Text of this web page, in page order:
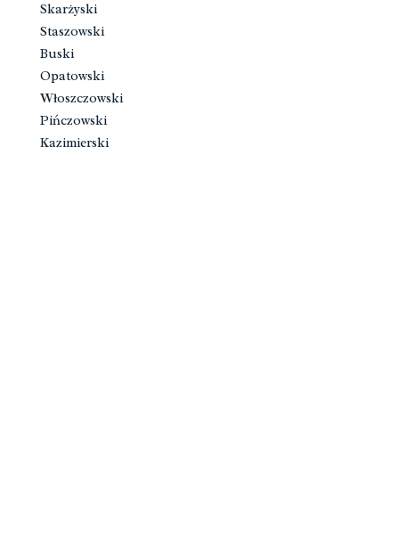
Skarżyski
Staszowski
Buski
Opatowski
Włoszczowski
Pińczowski
Kazimierski